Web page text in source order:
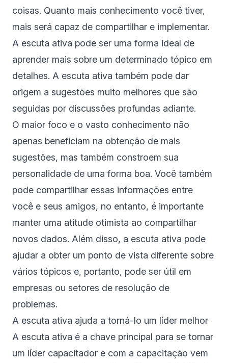
coisas. Quanto mais conhecimento você tiver,
mais será capaz de compartilhar e implementar.
A escuta ativa pode ser uma forma ideal de
aprender mais sobre um determinado tópico em
detalhes. A escuta ativa também pode dar
origem a sugestões muito melhores que são
seguidas por discussões profundas adiante.
O maior foco e o vasto conhecimento não
apenas beneficiam na obtenção de mais
sugestões, mas também constroem sua
personalidade de uma forma boa. Você também
pode compartilhar essas informações entre
você e seus amigos, no entanto, é importante
manter uma atitude otimista ao compartilhar
novos dados. Além disso, a escuta ativa pode
ajudar a obter um ponto de vista diferente sobre
vários tópicos e, portanto, pode ser útil em
empresas ou setores de resolução de
problemas.
A escuta ativa ajuda a torná-lo um líder melhor
A escuta ativa é a chave principal para se tornar
um líder capacitador e com a capacitação vem